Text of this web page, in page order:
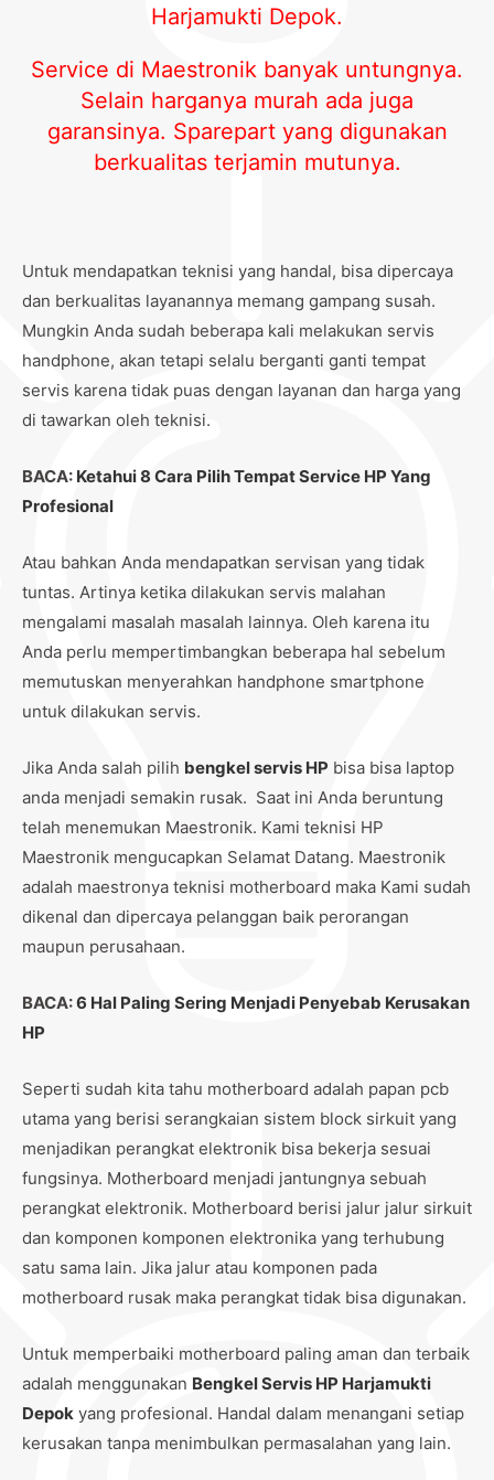
Harjamukti Depok.
Service di Maestronik banyak untungnya.
Selain harganya murah ada juga
garansinya. Sparepart yang digunakan
berkualitas terjamin mutunya.
Untuk mendapatkan teknisi yang handal, bisa dipercaya
dan berkualitas layanannya memang gampang susah.
Mungkin Anda sudah beberapa kali melakukan servis
handphone, akan tetapi selalu berganti ganti tempat
servis karena tidak puas dengan layanan dan harga yang
di tawarkan oleh teknisi.
BACA: Ketahui 8 Cara Pilih Tempat Service HP Yang
Profesional
Atau bahkan Anda mendapatkan servisan yang tidak
tuntas. Artinya ketika dilakukan servis malahan
mengalami masalah masalah lainnya. Oleh karena itu
Anda perlu mempertimbangkan beberapa hal sebelum
memutuskan menyerahkan handphone smartphone
untuk dilakukan servis.
Jika Anda salah pilih bengkel servis HP bisa bisa laptop
anda menjadi semakin rusak. Saat ini Anda beruntung
telah menemukan Maestronik. Kami teknisi HP
Maestronik mengucapkan Selamat Datang. Maestronik
adalah maestronya teknisi motherboard maka Kami sudah
dikenal dan dipercaya pelanggan baik perorangan
maupun perusahaan.
BACA:6 Hal Paling Sering Menjadi Penyebab Kerusakan
HP
Seperti sudah kita tahu motherboard adalah papan pcb
utama yang berisi serangkaian sistem block sirkuit yang
menjadikan perangkat elektronik bisa bekerja sesuai
fungsinya. Motherboard menjadi jantungnya sebuah
perangkat elektronik. Motherboard berisi jalur jalur sirkuit
dan komponen komponen elektronika yang terhubung
satu sama lain. Jika jalur atau komponen pada
motherboard rusak maka perangkat tidak bisa digunakan.
Untuk memperbaiki motherboard paling aman dan terbaik
adalah menggunakan Bengkel Servis HP Harjamukti
Depok yang profesional. Handal dalam menangani setiap
kerusakan tanpa menimbulkan permasalahan yang lain.